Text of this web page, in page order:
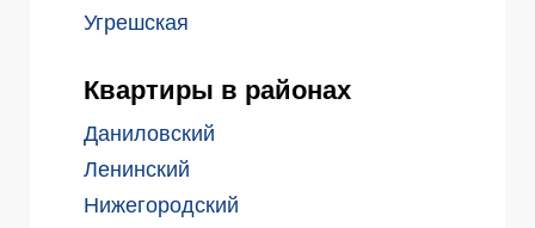
Угрешская
Квартиры в районах
Даниловский
Ленинский
Нижегородский